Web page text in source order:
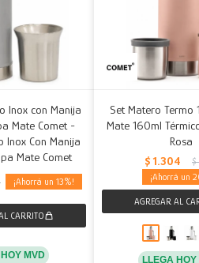
Inox con Manija
Mate Comet -
Inox Con Manija
Mate Comet
13
MVD
Set Matero Termo
Mate 160ml
Rosa
$ 1.304 $
LLEGA HOY